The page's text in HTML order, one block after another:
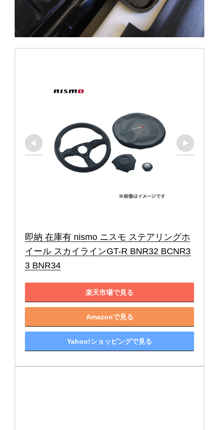
即納 在庫有 nismo ニスモ ステアリングホ
イール スカイラインGT-R BNR32 BCNR3
3 BNR34
楽天市場で見る
Amazonで見る
Yahoo!ショッピングで見る